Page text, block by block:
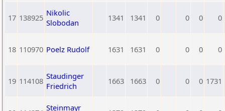
17 138925 Nikolic
Slobodan
1341 1341 0 0 0 0
18 110970 Poelz Rudolf 1631 1631 0 0 0 0
19 114108 Staudinger
Friedrich
1663 1663 0 0 0 1731
Steinmayr